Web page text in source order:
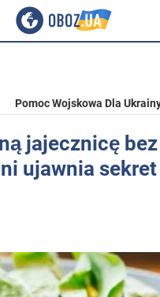
Pomoc Wojskowa Dla
jajecznicę
ujawnia sekret